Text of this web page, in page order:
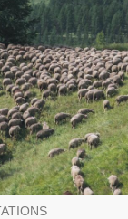
Breteau,
l’activité
de façon